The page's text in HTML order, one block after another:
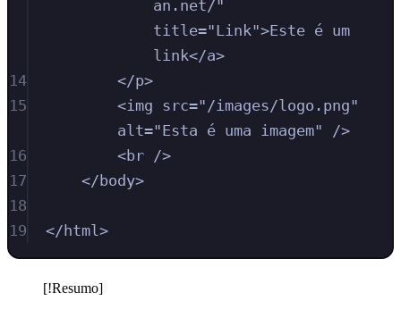
an.net/"
title="Link">Este é um
link</a>
14
</p>
15
<img src=" /images/logo.png"
alt="Esta é uma imagem"
/>
16
<br />
17
</ body>
18
19
</ html>
[!Resumo]